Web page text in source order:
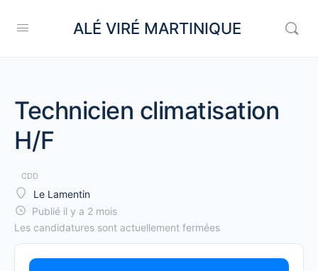
ALÉ VIRÉ MARTINIQUE
Technicien climatisation
H/F
CDD
Le Lamentin
Publié il y a 2 mois
Les candidatures sont actuellement fermées